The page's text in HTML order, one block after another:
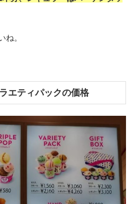
ね。
エティパックの価格